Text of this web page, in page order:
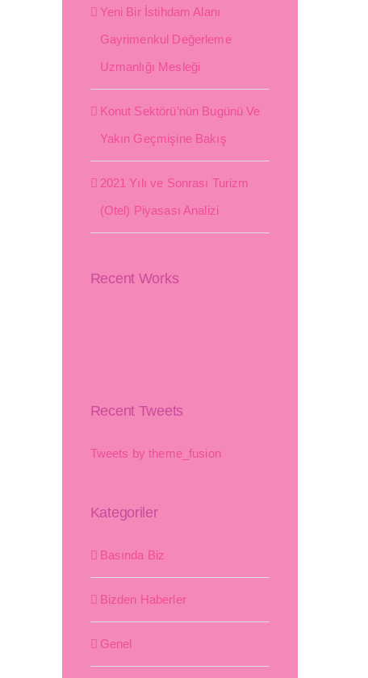
Yeni Bir İstihdam Alanı
Gayrimenkul Değerleme
Uzmanlığı Mesleği
Konut Sektörü’nün Bugünü Ve
Yakın Geçmişine Bakış
2021 Yılı ve Sonrası Turizm
(Otel) Piyasası Analizi
Recent Works
Recent Tweets
Tweets by theme_fusion
Kategoriler
Basında Biz
Bizden Haberler
Genel